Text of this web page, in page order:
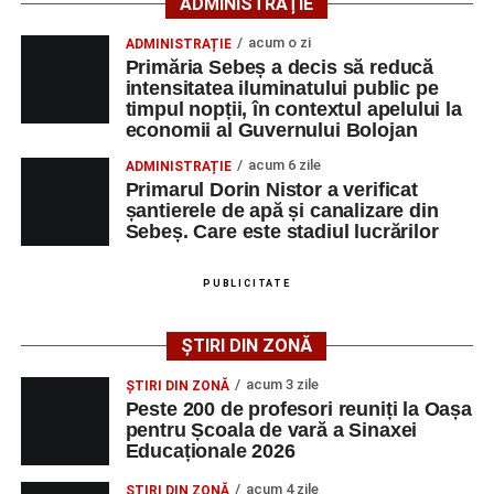
Festivalul va cuprinde și o seară dedicată tradițiilor
săsești, precum și un spectacol folcloric organizat în
memoria interpretului Felician Fărcașiu.
Printre momentele de atracție se numără spectacolul de
simfonic susținut în Grădina Muzeului Municipal „Ioan
Raica”, sub bagheta dirijoruluiRemus Grama, alături de
muzicieni români de prestigiu.
Și în acest an, pe scenă vor urca atât artiști consacrați, cât
cariere de succes în țară și în străinătate.
Festivalul include și o componentă cinematografică
importantă. Publicul va putea urmări mai multe producții
realizate cu implicarea producătoareiGabi Suciu
originară din Sebeș, prezentă de-a lungul timpului la
unele dintre cele mai importante festivaluri europene de
ADMINISTRAȚIE acum o zi
Primăria Sebeș a decis să reducă
intensitatea iluminatului public pe
timpul nopții, în contextul apelului la
economii al Guvernului Bolojan
ADMINISTRAȚIE acum 6 zile
Primarul Dorin Nistor a verificat
șantierele de apă și canalizare din
Sebeș. Care este stadiul lucrărilor
PUBLICITATE
ȘTIRI DIN ZONĂ
ȘTIRI DIN ZONĂ acum 3 zile
Peste 200 de profesori reuniți la Oașa
pentru Școala de vară a Sinaxei
Educaționale 2026
ȘTIRI DIN ZONĂ acum 4 zile